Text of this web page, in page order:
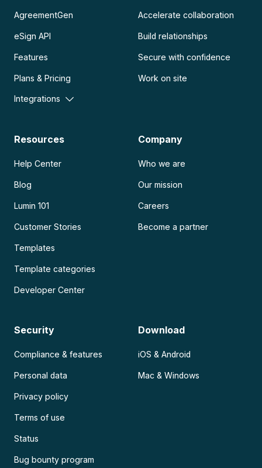
AgreementGen
eSign API
Features
Plans & Pricing
Integrations
Accelerate collaboration
Build relationships
Secure with confidence
Work on site
Resources
Help Center
Blog
Lumin 101
Customer Stories
Templates
Template categories
Developer Center
Company
Who we are
Our mission
Careers
Become a partner
Security
Compliance & features
Personal data
Privacy policy
Terms of use
Status
Bug bounty program
Download
iOS & Android
Mac & Windows